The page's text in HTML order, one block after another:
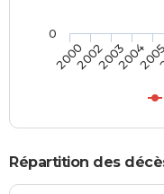
2000200220032004
0
Répartition des